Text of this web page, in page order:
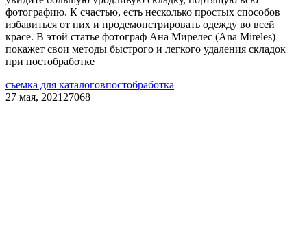
фотографию. К счастью, есть несколько простых способов
избавиться от них и продемонстрировать одежду во всей
красе. В этой статье фотограф Ана Мирелес (Ana Mireles)
покажет свои методы быстрого и легкого удаления складок
при постобработке
съемка для каталоговпостобработка
27 мая, 2021 27068